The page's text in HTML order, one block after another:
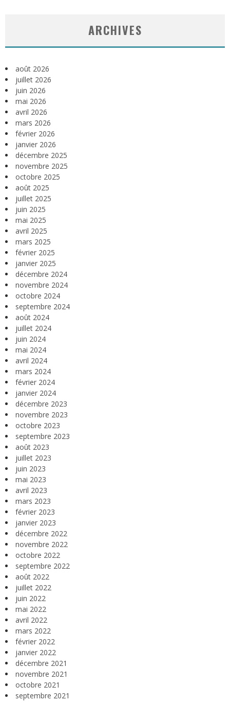
ARCHIVES
août 2026
juillet 2026
juin 2026
mai 2026
avril 2026
mars 2026
février 2026
janvier 2026
décembre 2025
novembre 2025
octobre 2025
août 2025
juillet 2025
juin 2025
mai 2025
avril 2025
mars 2025
février 2025
janvier 2025
décembre 2024
novembre 2024
octobre 2024
septembre 2024
août 2024
juillet 2024
juin 2024
mai 2024
avril 2024
mars 2024
février 2024
janvier 2024
décembre 2023
novembre 2023
octobre 2023
septembre 2023
août 2023
juillet 2023
juin 2023
mai 2023
avril 2023
mars 2023
février 2023
janvier 2023
décembre 2022
novembre 2022
octobre 2022
septembre 2022
août 2022
juillet 2022
juin 2022
mai 2022
avril 2022
mars 2022
février 2022
janvier 2022
décembre 2021
novembre 2021
octobre 2021
septembre 2021